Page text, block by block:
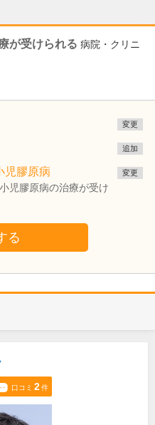
が受けられる 病院・クリニ
変更
追加
児膠原病
児膠原病の治療が受け
変更
る
口コミ 2件